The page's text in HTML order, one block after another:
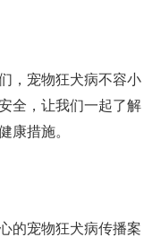
，宠物狂犬病不容小
全，让我们一起了解
康措施。
的宠物狂犬病传播案